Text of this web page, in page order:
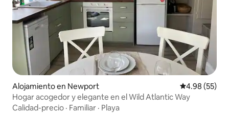
Alojamiento en Newport Calificación
4.98 (55)
Hogar acogedor y elegante en el Wild Atlantic Way
Calidad-precio · Familiar · Playa